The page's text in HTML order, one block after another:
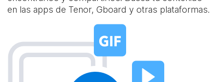
en las apps de Tenor, Gboard y otras plataformas.